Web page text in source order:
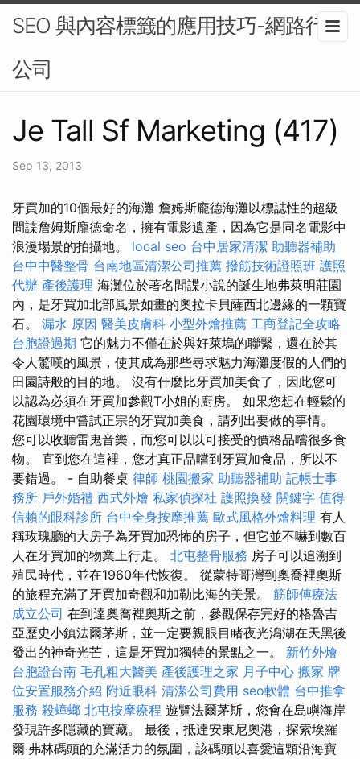
SEO 與內容標籤的應用技巧-網路行銷
公司
Je Tall Sf Marketing (417)
Sep 13, 2013
牙買加的10個最好的海灘 詹姆斯龐德海灘以標誌性的超級
間諜詹姆斯龐德命名，擁有電影遺產，因為它是同名電影中
浪漫場景的拍攝地。 local seo 台中居家清潔 助聽器補助
台中中醫整骨 台南地區清潔公司推薦 撥筋技術證照班 護照
代辦 產後護理 海灘位於著名間諜小說的誕生地弗萊明莊園
內，是牙買加北部風景如畫的奧拉卡貝薩西北邊緣的一顆寶
石。 漏水 原因 醫美皮膚科 小型外燴推薦 工商登記全攻略
台胞證過期 它的魅力不僅在於與好萊塢的聯繫，還在於其
令人驚嘆的風景，使其成為那些尋求魅力海灘度假的人們的
田園詩般的目的地。 沒有什麼比牙買加美食了，因此您可
以認為必須在牙買加參觀T小姐的廚房。 如果您想在輕鬆的
花園環境中嘗試正宗的牙買加美食，請列出要做的事情。
您可以收聽雷鬼音樂，而您可以以可接受的價格品嚐很多食
物。 直到您在這裡，您才真正品嚐到牙買加食品，所以不
要錯過。 - 自助餐桌 律師 桃園搬家 助聽器補助 記帳士事
務所 戶外婚禮 西式外燴 私家偵探社 護照換發 關鍵字 值得
信賴的眼科診所 台中全身按摩推薦 歐式風格外燴料理 有人
稱玫瑰廳的大房子為牙買加恐怖的房子，但它並不嚇到數百
人在牙買加的物業上行走。 北屯整骨服務 房子可以追溯到
殖民時代，並在1960年代恢復。 從蒙特哥灣到奧喬裡奧斯
的旅程充滿了牙買加奇觀和加勒比海的美景。 筋師傅療法
成立公司 在到達奧喬裡奧斯之前，參觀保存完好的格魯吉
亞歷史小鎮法爾茅斯，並一定要親眼目睹夜光潟湖在天黑後
發出的神奇光芒，這是牙買加獨特的景點之一。 新竹外燴
台胞證台南 毛孔粗大醫美 產後護理之家 月子中心 搬家 牌
位安置服務介紹 附近眼科 清潔公司費用 seo軟體 台中推拿
服務 殺蟑螂 北屯按摩療程 遊覽法爾茅斯，您會在島嶼海岸
發現許多隱藏的寶藏。 最後，抵達安東尼奧港，探索埃羅
爾·弗林碼頭的充滿活力的氛圍，該碼頭以喜愛這顆沿海寶